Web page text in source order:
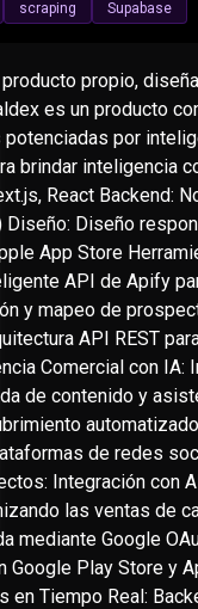
scraping Supabase
propio,
es un producto
por
brindar inteligencia
React Backend:
Diseño: Diseño
App Store
API de Apify
y mapeo de
API REST
Comercial con IA:
de contenido y
de redes
Integración con
las ventas de
mediante Google
Google Play Store y
Tiempo Real: